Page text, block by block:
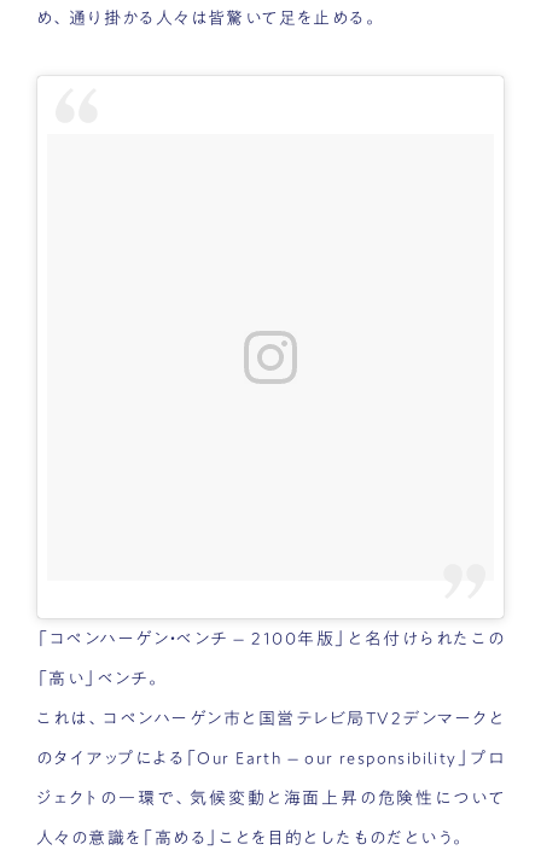
め、通り掛かる人々は皆驚いて足を止める。
「コペンハーゲン・ベンチ – 2100年版」と名付けられたこの
「高い」ベンチ。
これは、コペンハーゲン市と国営テレビ局TV2デンマークと
のタイアップによる「Our Earth – our responsibility」プロ
ジェクトの一環で、気候変動と海面上昇の危険性について
人々の意識を「高める」ことを目的としたものだという。